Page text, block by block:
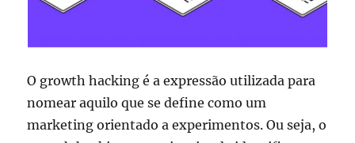
O growth hacking é a expressão utilizada para
nomear aquilo que se define como um
marketing orientado a experimentos. Ou seja, o